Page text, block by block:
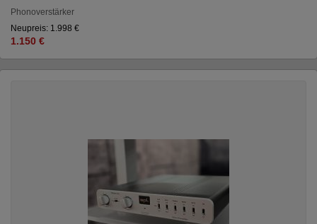
Phonoverstärker
Neupreis: 1.998 €
1.150 €